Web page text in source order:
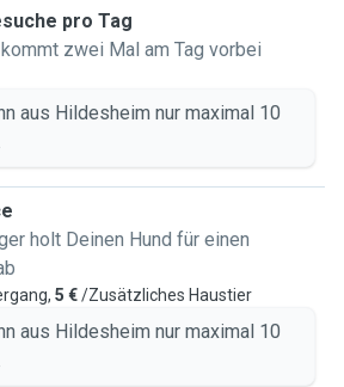
pro Tag
zwei Mal am Tag vorbei
aus Hildesheim nur maximal 10
holt Deinen Hund für einen
5 €/Zusätzliches Haustier
aus Hildesheim nur maximal 10